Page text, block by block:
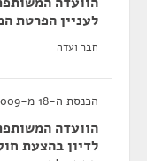
לעניין הפרטת
חבר ועדה
הכנסת ה-18 מ-30/12/2009 עד 05/02/2013
הוועדה
לדיון בהצעת